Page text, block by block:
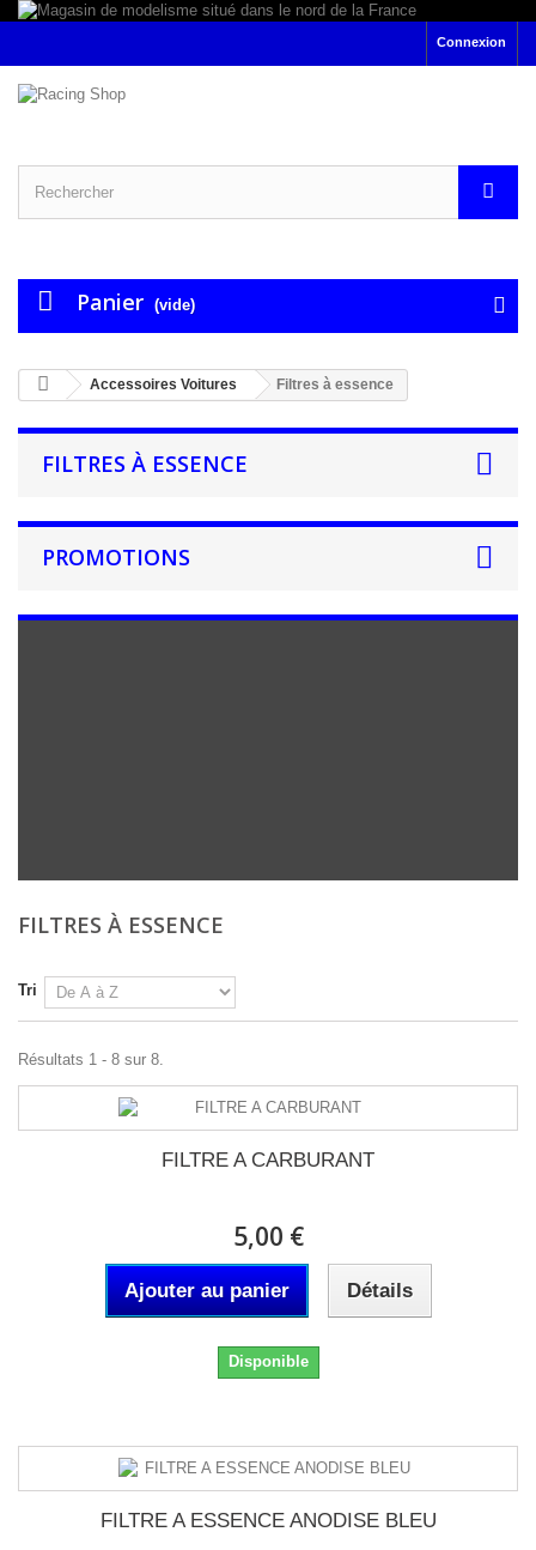
Connexion
Panier (vide)
Accessoires Voitures Filtres à essence
FILTRES À ESSENCE
PROMOTIONS
FILTRES À ESSENCE
Tri
Résultats 1 - 8 sur 8.
FILTRE A CARBURANT
5,00 €
Ajouter au panier Détails
Disponible
FILTRE A ESSENCE ANODISE BLEU